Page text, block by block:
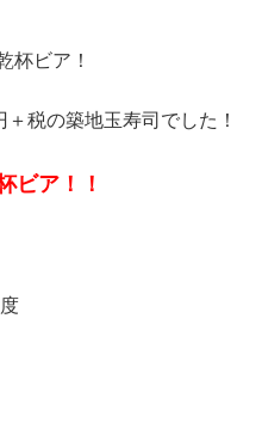
杯ビア！
税の築地玉寿司でした！
ビア！！